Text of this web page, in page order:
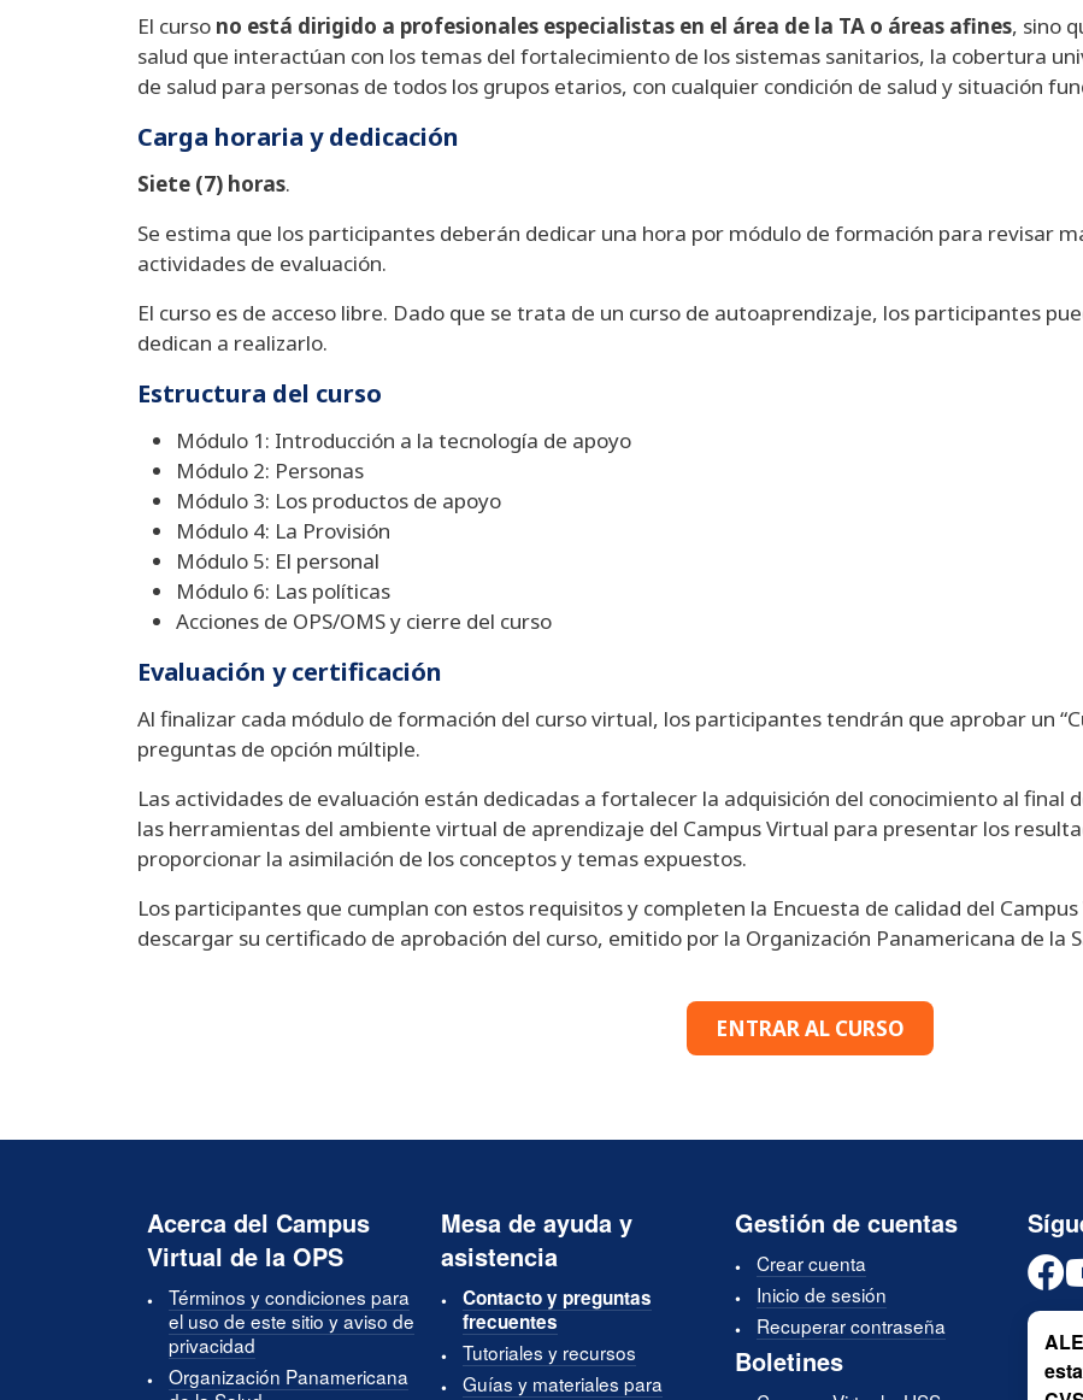
El curso no está dirigido a profesionales especialistas en el área de la TA o áreas afines, sino
salud que interactúan con los temas del fortalecimiento de los sistemas sanitarios, la cobertura
de salud para personas de todos los grupos etarios, con cualquier condición de salud y situación
Carga horaria y dedicación
Siete (7) horas.
Se estima que los participantes deberán dedicar una hora por módulo de formación para revisar
actividades de evaluación.
El curso es de acceso libre. Dado que se trata de un curso de autoaprendizaje, los participantes
dedican a realizarlo.
Estructura del curso
Módulo 1: Introducción a la tecnología de apoyo
Módulo 2: Personas
Módulo 3: Los productos de apoyo
Módulo 4: La Provisión
Módulo 5: El personal
Módulo 6: Las políticas
Acciones de OPS/OMS y cierre del curso
Evaluación y certificación
Al finalizar cada módulo de formación del curso virtual, los participantes tendrán que aprobar un
preguntas de opción múltiple.
Las actividades de evaluación están dedicadas a fortalecer la adquisición del conocimiento al final
las herramientas del ambiente virtual de aprendizaje del Campus Virtual para presentar los
proporcionar la asimilación de los conceptos y temas expuestos.
Los participantes que cumplan con estos requisitos y completen la Encuesta de calidad del Campus
descargar su certificado de aprobación del curso, emitido por la Organización Panamericana de la
ENTRAR AL CURSO
Acerca del Campus
Virtual de la OPS
Términos y condiciones para
el uso de este sitio y aviso de
privacidad
Organización Panamericana
Mesa de ayuda y
asistencia
Contacto y preguntas
frecuentes
Tutoriales y recursos
Guías y materiales para
Gestión de cuentas
Crear cuenta
Inicio de sesión
Recuperar contraseña
Boletines